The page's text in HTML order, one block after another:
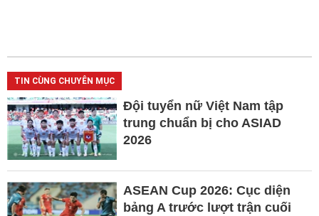
TIN CÙNG CHUYÊN MỤC
Đội tuyển nữ Việt Nam tập
trung chuẩn bị cho ASIAD
2026
ASEAN Cup 2026: Cục diện
bảng A trước lượt trận cuối